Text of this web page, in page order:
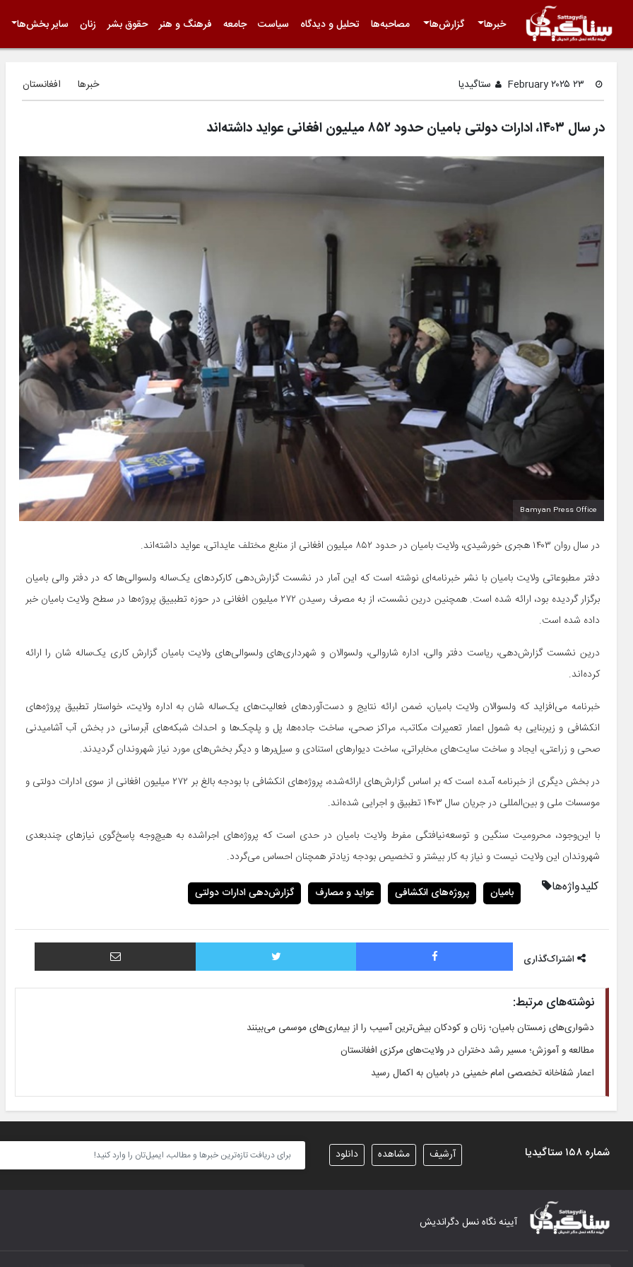
خبرها گزارش‌ها مصاحبه‌ها تحلیل و دیدگاه سیاست جامعه فرهنگ و هنر حقوق بشر زنان سایر بخش‌ها
ستاگیدیا خبرها افغانستان
در سال ۱۴۰۳، ادارات دولتی بامیان حدود ۸۵۲ میلیون افغانی عواید داشته‌اند
Bamyan Press Office
در سال روان ۱۴۰۳ هجری خورشیدی، ولایت بامیان در حدود ۸۵۲ میلیون افغانی از منابع مختلف عایداتی، عواید داشته‌اند.
دفتر مطبوعاتی ولایت بامیان با نشر خبرنامه‌ای نوشته است که این آمار در نشست گزارش‌دهی کارکردهای یک‌ساله ولسوالی‌ها که در دفتر والی بامیان
برگزار گردیده بود، ارائه شده است. همچنین درین نشست، از به مصرف رسیدن ۲۷۲ میلیون افغانی در حوزه تطبییق پروژه‌ها در سطح ولایت بامیان خبر
داده شده است.
درین نشست گزارش‌دهی، ریاست دفتر والی، اداره شاروالی، ولسوالان و شهرداری‌های ولسوالی‌های ولایت بامیان گزارش کاری یک‌ساله شان را ارائه
کرده‌اند.
خبرنامه می‌افزاید که ولسوالان ولایت بامیان، ضمن ارائه نتایج و دست‌آوردهای فعالیت‌های یک‌ساله شان به اداره ولایت، خواستار تطبیق پروژه‌های
انکشافی و زیربنایی به شمول اعمار تعمیرات مکاتب، مراکز صحی، ساخت جاده‌ها، پل و پلچک‌ها و احداث شبکه‌های آبرسانی در بخش آب آشامیدنی
صحی و زراعتی، ایجاد و ساخت سایت‌های مخابراتی، ساخت دیوارهای استنادی و سیل‌برها و دیگر بخش‌های مورد نیاز شهروندان گردیدند.
در بخش دیگری از خبرنامه آمده است که بر اساس گزارش‌های ارائه‌شده، پروژه‌های انکشافی با بودجه بالغ بر ۲۷۲ میلیون افغانی از سوی ادارات دولتی و
موسسات ملی و بین‌المللی در جریان سال ۱۴۰۳ تطبیق و اجرایی شده‌اند.
با این‌وجود، محرومیت سنگین و توسعه‌نیافتگی مفرط ولایت بامیان در حدی است که پروژه‌های اجراشده به هیچ‌وجه پاسخ‌گوی نیازهای چندبعدی
شهروندان این ولایت نیست و نیاز به کار بیشتر و تخصیص بودجه زیادتر همچنان احساس می‌گردد.
کلیدواژه‌ها بامیان پروژه‌های انکشافی عواید و مصارف گزارش‌دهی ادارات دولتی
اشتراک‌گذاری
فیس بوک توییتر اشتراک با ایمیل
نوشته‌های مرتبط:
دشواری‌های زمستان بامیان؛ زنان و کودکان بیش‌ترین آسیب را از بیماری‌های موسمی می‌بینند
مطالعه و آموزش؛ مسیر رشد دختران در ولایت‌های مرکزی افغانستان
اعمار شفاخانه تخصصی امام خمینی در بامیان به اکمال رسید
شماره ۱۵۸ ستاگیدیا دانلود مشاهده آرشیف
آیینه نگاه نسل دگراندیش